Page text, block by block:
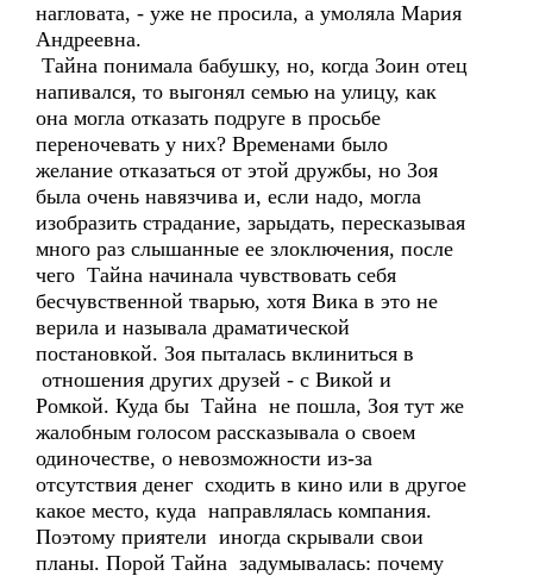
нагловата, - уже не просила, а умоляла Мария
Андреевна.
Тайна понимала бабушку, но, когда Зоин отец
напивался, то выгонял семью на улицу, как
она могла отказать подруге в просьбе
переночевать у них? Временами было
желание отказаться от этой дружбы, но Зоя
была очень навязчива и, если надо, могла
изобразить страдание, зарыдать, пересказывая
много раз слышанные ее злоключения, после
чего Тайна начинала чувствовать себя
бесчувственной тварью, хотя Вика в это не
верила и называла драматической
постановкой. Зоя пыталась вклиниться в
отношения других друзей - с Викой и
Ромкой. Куда бы Тайна не пошла, Зоя тут же
жалобным голосом рассказывала о своем
одиночестве, о невозможности из-за
отсутствия денег сходить в кино или в другое
какое место, куда направлялась компания.
Поэтому приятели иногда скрывали свои
планы. Порой Тайна задумывалась: почему